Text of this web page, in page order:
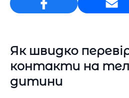
Email
Як швидко
контакти на
дитини